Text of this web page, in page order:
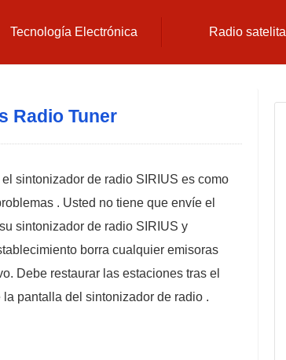
Tecnología Electrónica Radio satelital
Radio Tuner
sintonizador de radio SIRIUS es como
. Usted no tiene que envíe el
sintonizador de radio SIRIUS y
borra cualquier emisoras
Debe restaurar las estaciones tras el
pantalla del sintonizador de radio .